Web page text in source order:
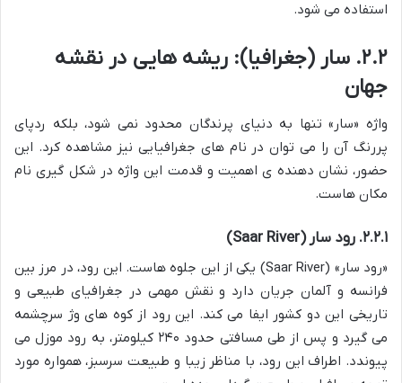
استفاده می شود.
۲.۲. سار (جغرافیا): ریشه هایی در نقشه
جهان
واژه «سار» تنها به دنیای پرندگان محدود نمی شود، بلکه ردپای
پررنگ آن را می توان در نام های جغرافیایی نیز مشاهده کرد. این
حضور، نشان دهنده ی اهمیت و قدمت این واژه در شکل گیری نام
مکان هاست.
۲.۲.۱. رود سار (Saar River)
«رود سار» (Saar River) یکی از این جلوه هاست. این رود، در مرز بین
فرانسه و آلمان جریان دارد و نقش مهمی در جغرافیای طبیعی و
تاریخی این دو کشور ایفا می کند. این رود از کوه های وژ سرچشمه
می گیرد و پس از طی مسافتی حدود ۲۴۰ کیلومتر، به رود موزل می
پیوندد. اطراف این رود، با مناظر زیبا و طبیعت سرسبز، همواره مورد